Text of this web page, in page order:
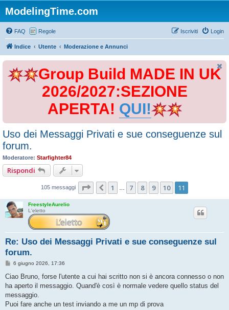
ModelingTime.com
FAQ Regole Login
Iscriviti
Indice Utente Moderazione e Annunci
Group Build MADE IN UK
2026/2027:SEZIONE
APERTA! QUI!
Uso dei Messaggi Privati e sue conseguenze sul
forum.
Moderatore: Starfighter84
Rispondi
105 messaggi Pagina di11
Precedente
1 7 8 9 10 11
FreestyleAurelio
L'eletto
Re: Uso dei Messaggi Privati e sue conseguenze sul
forum.
M
s
a
g
i
6 giugno 2026, 17:36
Ciao Bruno, forse l'utente a cui hai scritto non si è ancora connesso o non
ha aperto il messaggio. Quand'è così è normale vedere quello status del
messaggio.
Puoi fare anche un test inviando a me un mp di prova